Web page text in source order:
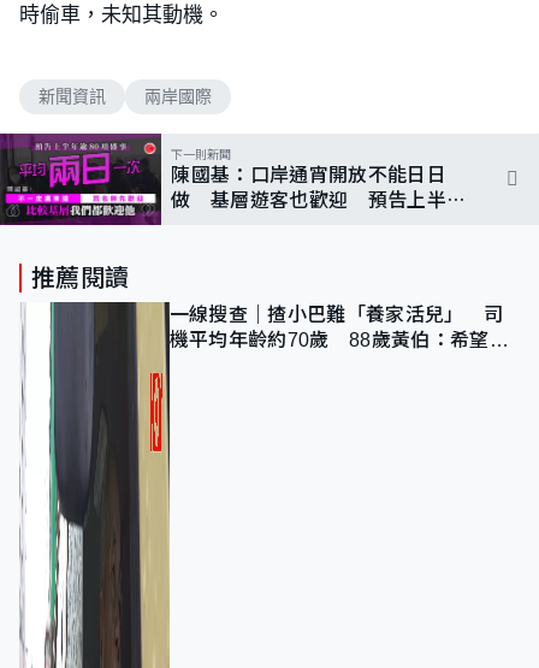
時偷車，未知其動機。
新聞資訊 兩岸國際
下一則新聞
陳國基：口岸通宵開放不能日日
做 基層遊客也歡迎 預告上半年
推薦閱讀
一線搜查｜揸小巴難「養家活兒」 司
機平均年齡約70歲 88歲黃伯：希望一